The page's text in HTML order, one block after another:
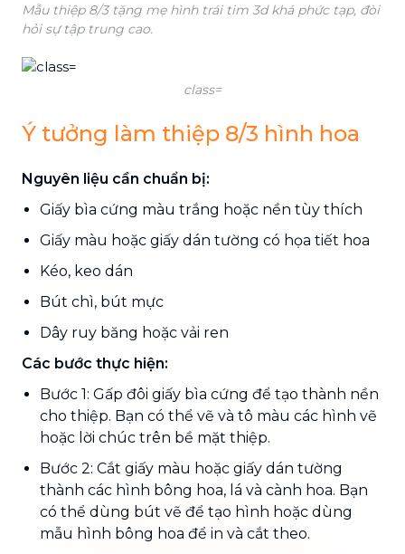
Mẫu thiệp 8/3 tặng mẹ hình trái tim 3d khá phức tạp, đòi
hỏi sự tập trung cao.
class=
Ý tưởng làm thiệp 8/3 hình hoa
Nguyên liệu cần chuẩn bị:
Giấy bìa cứng màu trắng hoặc nền tùy thích
Giấy màu hoặc giấy dán tường có họa tiết hoa
Kéo, keo dán
Bút chì, bút mực
Dây ruy băng hoặc vải ren
Các bước thực hiện:
Bước 1: Gấp đôi giấy bìa cứng để tạo thành nền
cho thiệp. Bạn có thể vẽ và tô màu các hình vẽ
hoặc lời chúc trên bề mặt thiệp.
Bước 2: Cắt giấy màu hoặc giấy dán tường
thành các hình bông hoa, lá và cành hoa. Bạn
có thể dùng bút vẽ để tạo hình hoặc dùng
mẫu hình bông hoa để in và cắt theo.